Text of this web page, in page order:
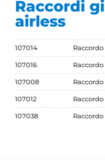
Raccordi
airless
107014
107016 Raccordo
107008
107012
107038